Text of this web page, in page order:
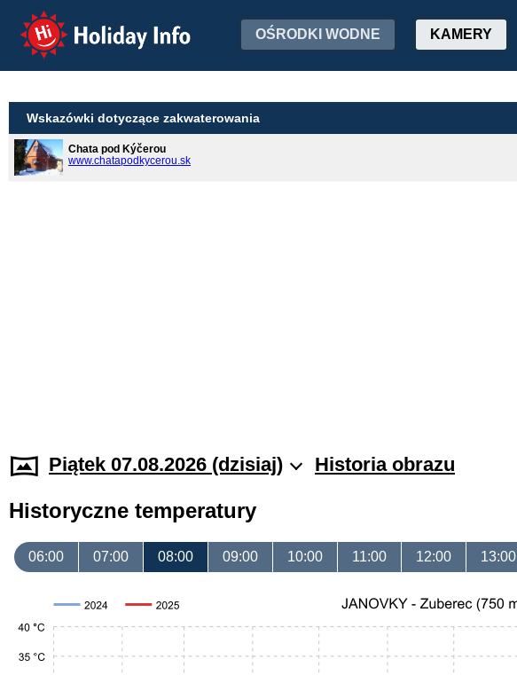
Holiday Info OŚRODKI WODNE KAMERY
Wskazówki dotyczące zakwaterowania
Chata pod Kýčerou
www.chatapodkycerou.sk
Piątek 07.08.2026 (dzisiaj) Historia obrazu
Historyczne temperatury
06:00 07:00 08:00 09:00 10:00 11:00 12:00 13:00